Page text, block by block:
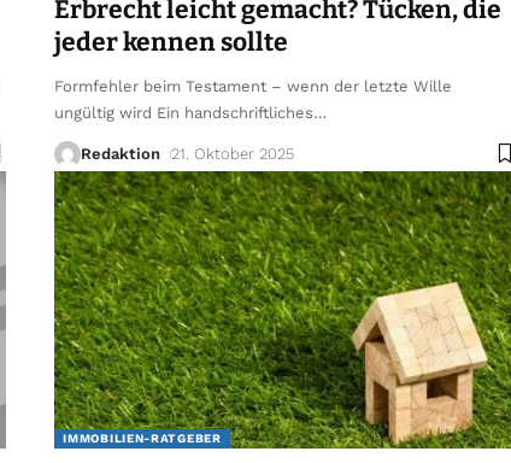
Erbrecht leicht gemacht? Tücken, die
jeder kennen sollte
Formfehler beim Testament – wenn der letzte Wille
ungültig wird Ein handschriftliches…
Redaktion 21. Oktober 2025
IMMOBILIEN-RATGEBER